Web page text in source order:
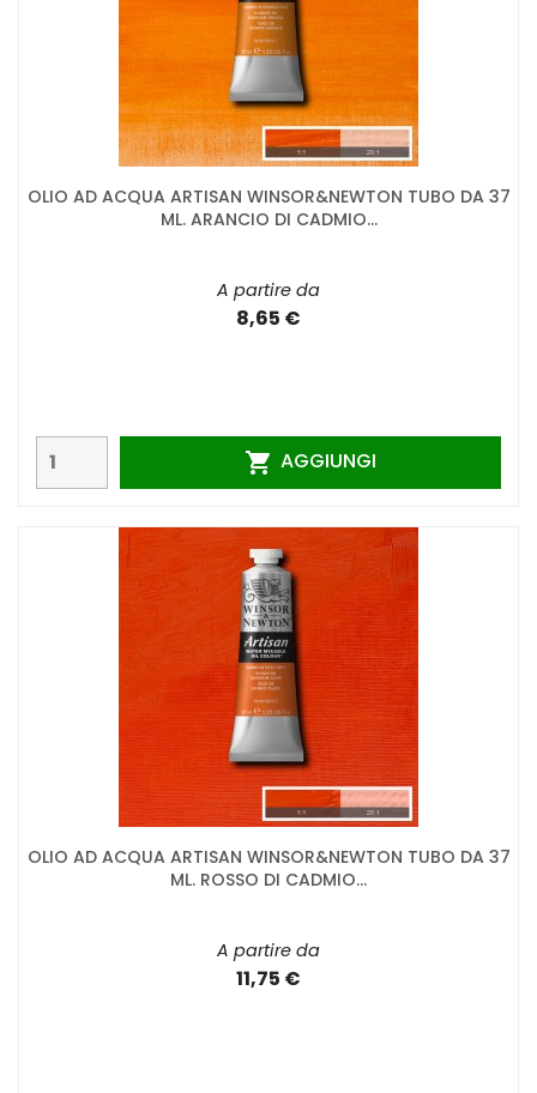
OLIO AD ACQUA ARTISAN WINSOR&NEWTON TUBO DA 37
ML. ARANCIO DI CADMIO...
A partire da
8,65 €
 AGGIUNGI
OLIO AD ACQUA ARTISAN WINSOR&NEWTON TUBO DA 37
ML. ROSSO DI CADMIO...
A partire da
11,75 €